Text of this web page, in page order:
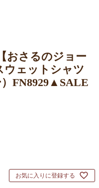
【おさるのジョー
ウェットシャツ
FN8929▲SALE
お気に入りに登録する